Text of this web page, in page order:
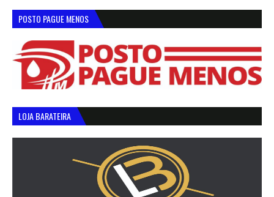
POSTO PAGUE MENOS
LOJA BARATEIRA